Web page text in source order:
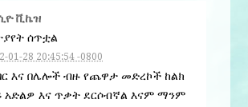
ቪኬዝ
ሰጥቷል
01-28 20:45:54 -0800
እና በሌሎች ብዙ የጨዋታ መድረኮች ከልክ
አድልዎ እና ጥቃት ደርሶብኛል እናም ማንም